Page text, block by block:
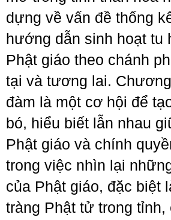
dựng về vấn đề thống
hướng dẫn sinh hoạt tu
Phật giáo theo chánh
tại và tương lai.
đàm là một cơ hội để
bó, hiểu biết lẫn nhau
Phật giáo và chính
trong việc nhìn lại
của Phật giáo, đặc biệt
tràng Phật tử trong tỉnh,